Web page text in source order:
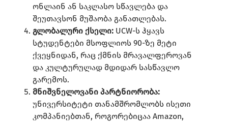
ონლაინ ან საკლასო სწავლება და
შეუთავსონ მუშაობა განათლებას.
გლობალური ქსელი: UCW-ს ჰყავს
სტუდენტები მსოფლიოს 90-ზე მეტი
ქვეყნიდან, რაც ქმნის მრავალფეროვან
და კულტურულად მდიდარ სასწავლო
გარემოს.
მნიშვნელოვანი პარტნიორობა:
უნივერსიტეტი თანამშრომლობს ისეთი
კომპანიებთან, როგორებიცაა Amazon,